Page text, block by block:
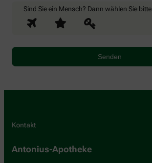
Sind Sie ein Mensch? Dann wählen Sie bitte
Kontakt
Antonius-Apotheke